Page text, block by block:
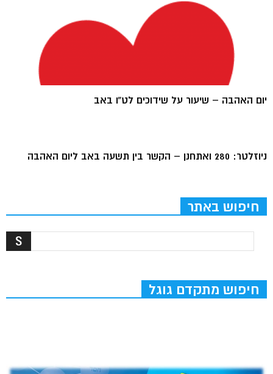
יום האהבה – שיעור על שידוכים לט”ו באב
ניוזלטר: 280 ואתחנן – הקשר בין תשעה באב ליום האהבה
חיפוש באתר
חיפוש מתקדם גוגל